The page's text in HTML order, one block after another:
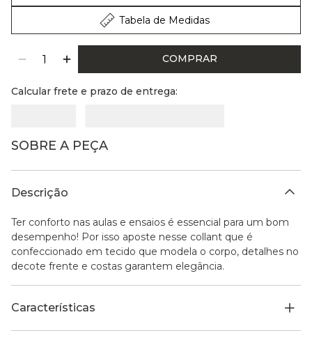
Tabela de Medidas
COMPRAR
Calcular frete e prazo de entrega:
SOBRE A PEÇA
Descrição
Ter conforto nas aulas e ensaios é essencial para um bom
desempenho! Por isso aposte nesse collant que é
confeccionado em tecido que modela o corpo, detalhes no
decote frente e costas garantem elegância.
Características